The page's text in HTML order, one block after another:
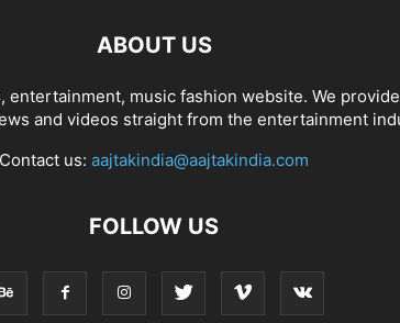
ABOUT US
entertainment, music fashion website. We
and videos straight from the entertainment
Contact us: aajtakindia@aajtakindia.com
FOLLOW US